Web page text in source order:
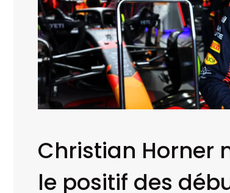
Christian Horner
le positif des